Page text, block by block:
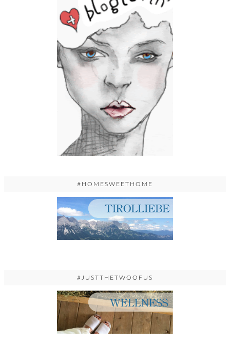
#HOMESWEETHOME
#JUSTTHETWOOFUS